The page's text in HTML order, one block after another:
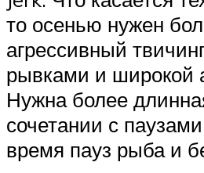
то осенью нужен
агрессивный
рывками и широкой
Нужна более
сочетании с
время пауз рыба и